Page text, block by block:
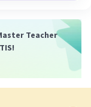
bahasa, dan
Teacher